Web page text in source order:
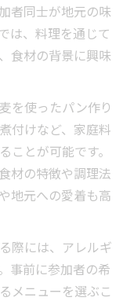
者同士が地元の味
は、料理を通じて
食材の背景に興味
を使ったパン作り
付けなど、家庭料
ことが可能です。
材の特徴や調理法
地元への愛着も高
際には、アレルギ
事前に参加者の希
メニューを選ぶこ